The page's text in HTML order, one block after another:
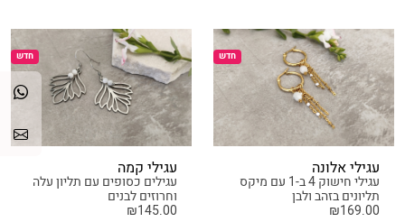
חדש
עגילי אלונה
עגילי חישוק 4 ב-1 עם מיקס
תליונים בזהב ולבן
₪169.00
חדש
עגילי קמה
עגילים כסופים עם תליון עלה
וחרוזים לבנים
₪145.00